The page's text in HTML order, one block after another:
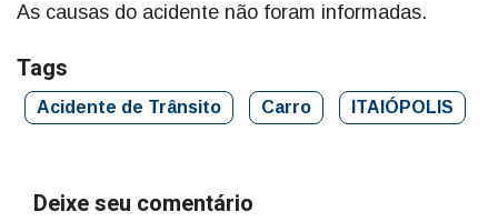
As causas do acidente não foram informadas.
Tags
Acidente de Trânsito Carro ITAIÓPOLIS
Deixe seu comentário